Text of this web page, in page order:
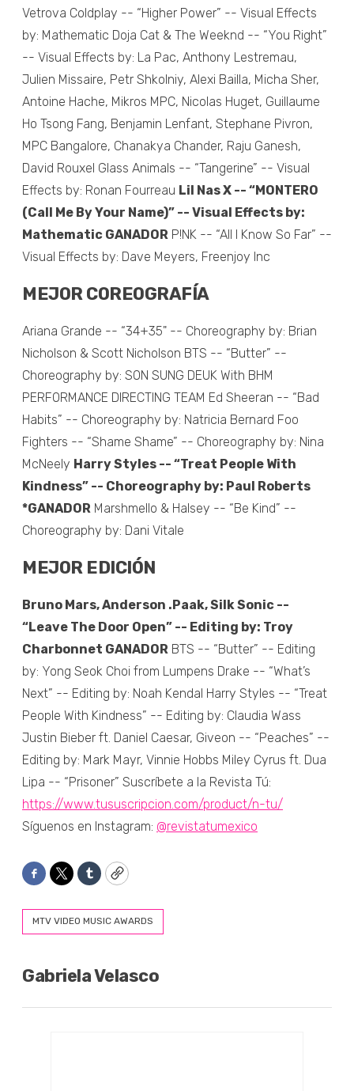
Vetrova Coldplay -- “Higher Power” -- Visual Effects
by: Mathematic Doja Cat & The Weeknd -- “You Right”
-- Visual Effects by: La Pac, Anthony Lestremau,
Julien Missaire, Petr Shkolniy, Alexi Bailla, Micha Sher,
Antoine Hache, Mikros MPC, Nicolas Huget, Guillaume
Ho Tsong Fang, Benjamin Lenfant, Stephane Pivron,
MPC Bangalore, Chanakya Chander, Raju Ganesh,
David Rouxel Glass Animals -- “Tangerine” -- Visual
Effects by: Ronan Fourreau Lil Nas X -- “MONTERO
(Call Me By Your Name)” -- Visual Effects by:
Mathematic GANADOR P!NK -- “All I Know So Far” --
Visual Effects by: Dave Meyers, Freenjoy Inc
MEJOR COREOGRAFÍA
Ariana Grande -- “34+35" -- Choreography by: Brian
Nicholson & Scott Nicholson BTS -- “Butter” --
Choreography by: SON SUNG DEUK With BHM
PERFORMANCE DIRECTING TEAM Ed Sheeran -- “Bad
Habits” -- Choreography by: Natricia Bernard Foo
Fighters -- “Shame Shame” -- Choreography by: Nina
McNeely Harry Styles -- “Treat People With
Kindness” -- Choreography by: Paul Roberts
*GANADOR Marshmello & Halsey -- “Be Kind” --
Choreography by: Dani Vitale
MEJOR EDICIÓN
Bruno Mars, Anderson .Paak, Silk Sonic --
“Leave The Door Open” -- Editing by: Troy
Charbonnet GANADOR BTS -- “Butter” -- Editing
by: Yong Seok Choi from Lumpens Drake -- “What’s
Next” -- Editing by: Noah Kendal Harry Styles -- “Treat
People With Kindness” -- Editing by: Claudia Wass
Justin Bieber ft. Daniel Caesar, Giveon -- “Peaches” --
Editing by: Mark Mayr, Vinnie Hobbs Miley Cyrus ft. Dua
Lipa -- “Prisoner” Suscríbete a la Revista Tú:
https://www.tususcripcion.com/product/n-tu/
Síguenos en Instagram: @revistatumexico
Facebook
TwitterTumblrCopy
MTV VIDEO MUSIC AWARDS
Gabriela Velasco